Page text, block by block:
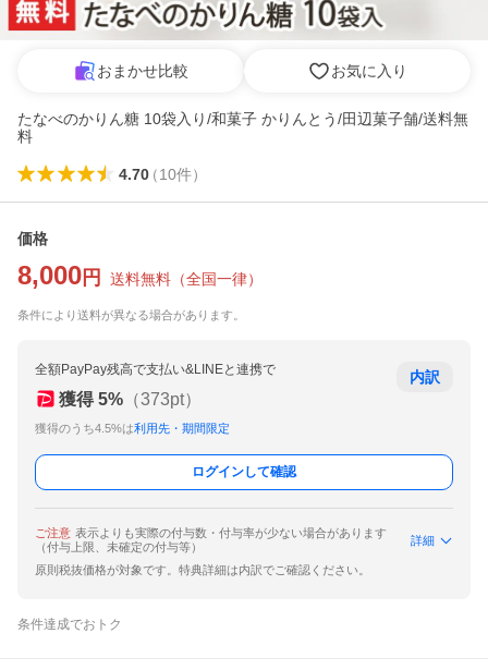
おまかせ比較 お気に入り
たなべのかりん糖 10袋入り/和菓子 かりんとう/田辺菓子舗/送料無
料
4.70（10件）
価格
8,000 円 送料無料 （全国一律）
条件により送料が異なる場合があります。
全額PayPay残高で支払い&LINEと連携で
獲得 5% （373pt）
獲得のうち4.5%は利用先・期間限定
内訳
ログインして確認
ご注意 表示よりも実際の付与数・付与率が少ない場合があります
（付与上限、未確定の付与等）
詳細
原則税抜価格が対象です。特典詳細は内訳でご確認ください。
条件達成でおトク